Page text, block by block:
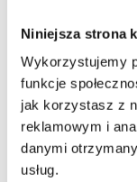
Niniejsza strona
Wykorzystujemy
funkcje
jak korzystasz z
reklamowym i
danymi
usług.